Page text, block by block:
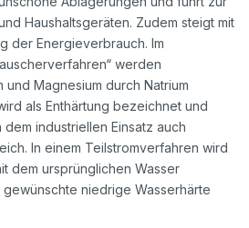
Haushaltsgeräten. Zudem steigt mit
der Energieverbrauch. Im
werden
und Magnesium durch Natrium
als Enthärtung bezeichnet und
industriellen Einsatz auch
In einem Teilstromverfahren wird
dem ursprünglichen Wasser
niedrige Wasserhärte